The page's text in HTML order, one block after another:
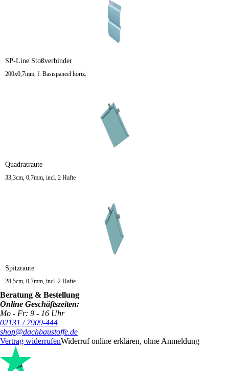
SP-Line Stoßverbinder
200x0,7mm, f. Basispaneel horiz.
Quadratraute
33,3cm, 0,7mm, incl. 2 Hafte
Spitzraute
28,5cm, 0,7mm, incl. 2 Hafte
Beratung & Bestellung
Online Geschäftszeiten:
Mo - Fr: 9 - 16 Uhr
02131 / 7909-444
shop@dachbaustoffe.de
Vertrag widerrufenWiderruf online erklären, ohne Anmeldung